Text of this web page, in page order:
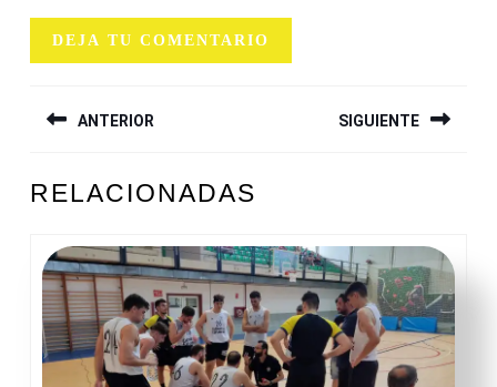
DE
ANTERIOR
anterior:
SIGUIENTE
entrada:
RELACIONADAS